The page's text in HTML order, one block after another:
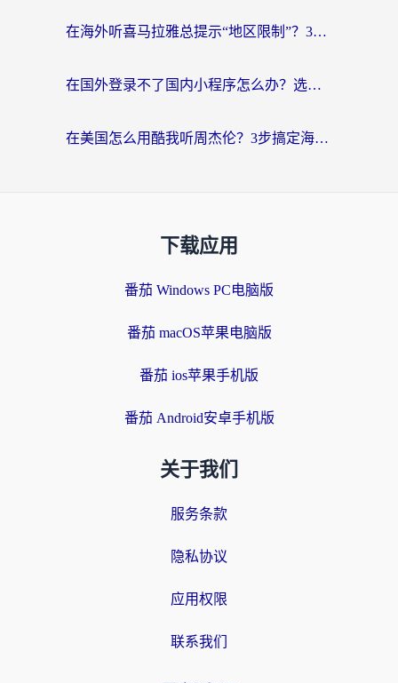
在海外听喜马拉雅总提示“地区限制”？3步轻松解除+听国内音乐全攻略
在国外登录不了国内小程序怎么办？选对回国加速器，轻松解锁国内资源
在美国怎么用酷我听周杰伦？3步搞定海外听歌难题
下载应用
番茄 Windows PC电脑版
番茄 macOS苹果电脑版
番茄 ios苹果手机版
番茄 Android安卓手机版
关于我们
服务条款
隐私协议
应用权限
联系我们